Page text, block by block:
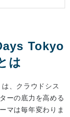
Tokyo
は
、クラウドシス
ーの底力を高める
マは毎年変わりま